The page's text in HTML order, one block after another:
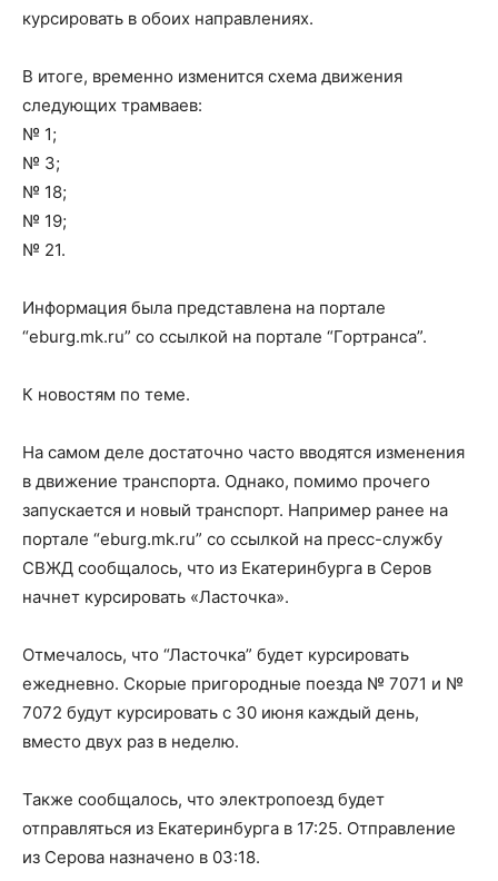
курсировать в обоих направлениях.
В итоге, временно изменится схема движения
следующих трамваев:
№ 1;
№ 3;
№ 18;
№ 19;
№ 21.
Информация была представлена на портале
“eburg.mk.ru” со ссылкой на портале “Гортранса”.
К новостям по теме.
На самом деле достаточно часто вводятся изменения
в движение транспорта. Однако, помимо прочего
запускается и новый транспорт. Например ранее на
портале “eburg.mk.ru” со ссылкой на пресс-службу
СВЖД сообщалось, что из Екатеринбурга в Серов
начнет курсировать «Ласточка».
Отмечалось, что “Ласточка” будет курсировать
ежедневно. Скорые пригородные поезда № 7071 и №
7072 будут курсировать с 30 июня каждый день,
вместо двух раз в неделю.
Также сообщалось, что электропоезд будет
отправляться из Екатеринбурга в 17:25. Отправление
из Серова назначено в 03:18.